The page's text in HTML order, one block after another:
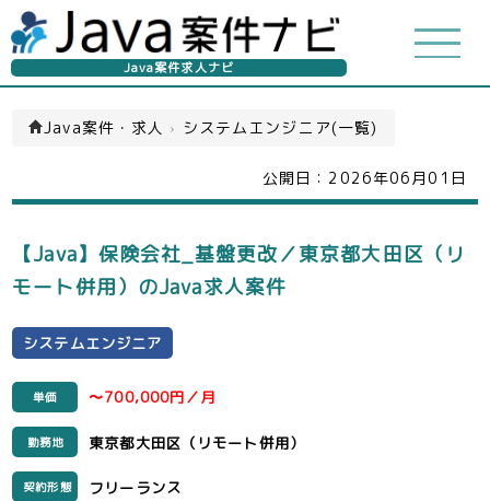
Java案件求人ナビ
Java案件・求人 › システムエンジニア(一覧)
公開日： 2026年06月01日
【Java】保険会社_基盤更改／東京都大田区（リ
モート併用）のJava求人案件
システムエンジニア
単価 〜700,000円／月
勤務地 東京都大田区（リモート併用）
契約形態 フリーランス